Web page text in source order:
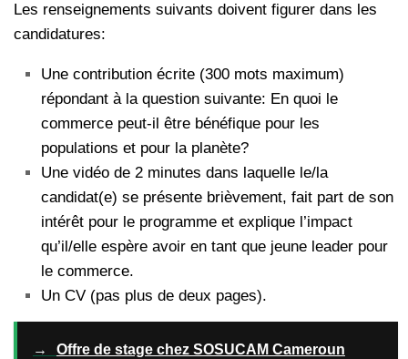
Les renseignements suivants doivent figurer dans les
candidatures:
Une contribution écrite (300 mots maximum)
répondant à la question suivante: En quoi le
commerce peut-il être bénéfique pour les
populations et pour la planète?
Une vidéo de 2 minutes dans laquelle le/la
candidat(e) se présente brièvement, fait part de son
intérêt pour le programme et explique l’impact
qu’il/elle espère avoir en tant que jeune leader pour
le commerce.
Un CV (pas plus de deux pages).
→
Offre de stage chez SOSUCAM Cameroun